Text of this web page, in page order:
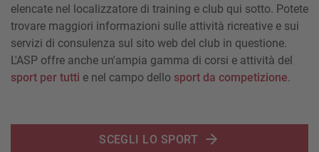
elencate nel localizzatore di training e club qui sotto. Potete
trovare maggiori informazioni sulle attività ricreative e sui
servizi di consulenza sul sito web del club in questione.
L'ASP offre anche un'ampia gamma di corsi e attività del
sport per tutti e nel campo dello sport da competizione.
SCEGLI LO SPORT